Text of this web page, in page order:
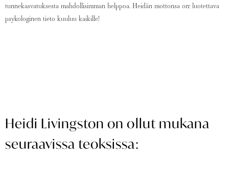
tunnekasvatuksesta mahdollisimman helppoa. Heidän mottonsa on: luotettava
psykologinen tieto kuuluu kaikille!
Heidi Livingston on ollut mukana
seuraavissa teoksissa: